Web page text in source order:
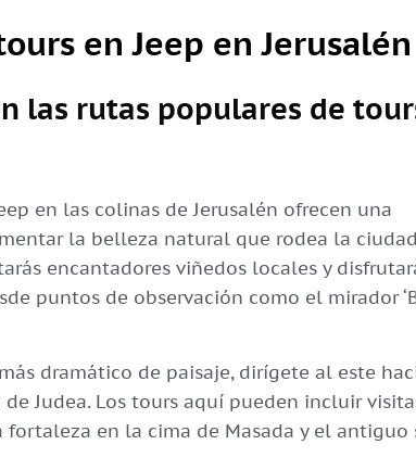
en Jeep en Jerusalén
las rutas populares de
en las colinas de Jerusalén ofrecen una
la belleza natural que rodea la
encantadores viñedos locales y
puntos de observación como el mirador
dramático de paisaje, dirígete al este
Judea. Los tours aquí pueden incluir
en la cima de Masada y el antiguo